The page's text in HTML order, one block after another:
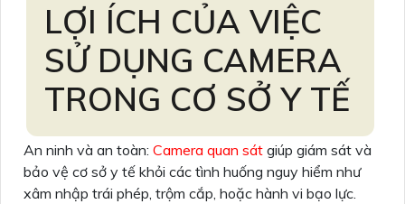
LỢI ÍCH CỦA VIỆC
SỬ DỤNG CAMERA
TRONG CƠ SỞ Y TẾ
An ninh và an toàn: Camera quan sát giúp giám sát và
bảo vệ cơ sở y tế khỏi các tình huống nguy hiểm như
xâm nhập trái phép, trộm cắp, hoặc hành vi bạo lực.